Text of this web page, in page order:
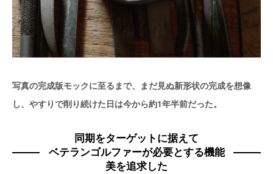
写真の完成版モックに至るまで、まだ見ぬ新形状の完成を想像
し、やすりで削り続けた日は今から約1年半前だった。
同期をターゲットに据えて
ベテランゴルファーが必要とする機能
美を追求した